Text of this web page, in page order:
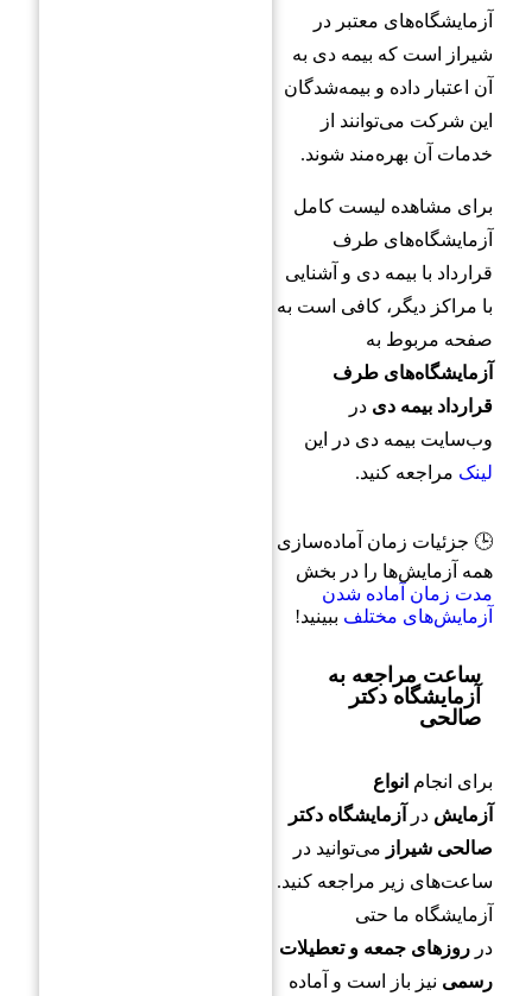
آزمایشگاه‌های معتبر در
شیراز است که بیمه دی به
آن اعتبار داده و بیمه‌شدگان
این شرکت می‌توانند از
خدمات آن بهره‌مند شوند.
برای مشاهده لیست کامل
آزمایشگاه‌های طرف
قرارداد با بیمه دی و آشنایی
با مراکز دیگر، کافی است به
صفحه مربوط به
آزمایشگاه‌های طرف
قرارداد بیمه دی در
وب‌سایت بیمه دی در این
لینک مراجعه کنید.
🕒 جزئیات زمان آماده‌سازی
همه آزمایش‌ها را در بخش
مدت زمان آماده‌ شدن
آزمایش‌های مختلف ببینید!
ساعت مراجعه به
آزمایشگاه دکتر
صالحی
برای انجام انواع
آزمایش در
آزمایشگاه دکتر
صالحی شیراز می‌توانید در
ساعت‌های زیر مراجعه کنید.
آزمایشگاه ما حتی
در روزهای جمعه و تعطیلات
رسمی نیز باز است و آماده
بدون معطلی و با پاسخ دقیق
و کادر مجرب، آماده انجام انواع
آزمایش‌هاست.
برای رزرو وقت یا دریافت راهنمایی،
شماره‌تان را وارد کنید یا از طریق واتساپ